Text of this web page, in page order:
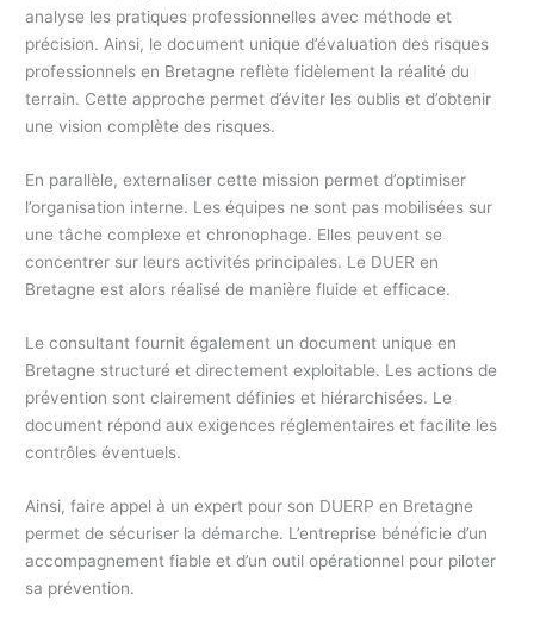
analyse les pratiques professionnelles avec méthode et
précision. Ainsi, le document unique d’évaluation des risques
professionnels en Bretagne reflète fidèlement la réalité du
terrain. Cette approche permet d’éviter les oublis et d’obtenir
une vision complète des risques.
En parallèle, externaliser cette mission permet d’optimiser
l’organisation interne. Les équipes ne sont pas mobilisées sur
une tâche complexe et chronophage. Elles peuvent se
concentrer sur leurs activités principales. Le DUER en
Bretagne est alors réalisé de manière fluide et efficace.
Le consultant fournit également un document unique en
Bretagne structuré et directement exploitable. Les actions de
prévention sont clairement définies et hiérarchisées. Le
document répond aux exigences réglementaires et facilite les
contrôles éventuels.
Ainsi, faire appel à un expert pour son DUERP en Bretagne
permet de sécuriser la démarche. L’entreprise bénéficie d’un
accompagnement fiable et d’un outil opérationnel pour piloter
sa prévention.